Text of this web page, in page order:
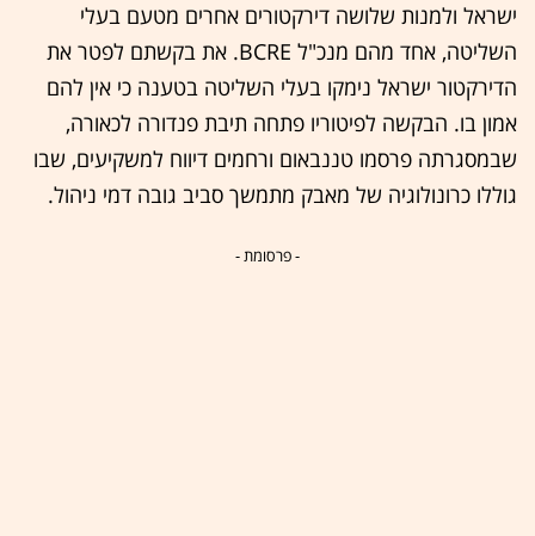
ישראל ולמנות שלושה דירקטורים אחרים מטעם בעלי
השליטה, אחד מהם מנכ"ל BCRE. את בקשתם לפטר את
הדירקטור ישראל נימקו בעלי השליטה בטענה כי אין להם
אמון בו. הבקשה לפיטוריו פתחה תיבת פנדורה לכאורה,
שבמסגרתה פרסמו טננבאום ורחמים דיווח למשקיעים, שבו
גוללו כרונולוגיה של מאבק מתמשך סביב גובה דמי ניהול.
- פרסומת -